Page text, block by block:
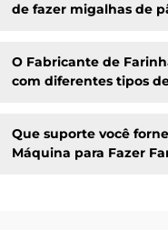
de fazer migalhas de
O Fabricante de
com diferentes tipos
Que suporte você
Máquina para Fazer